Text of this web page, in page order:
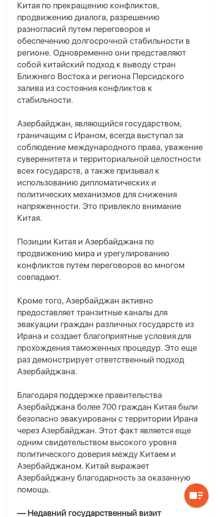
Китая по прекращению конфликтов,
продвижению диалога, разрешению
разногласий путем переговоров и
обеспечению долгосрочной стабильности в
регионе. Одновременно они представляют
собой китайский подход к выводу стран
Ближнего Востока и региона Персидского
залива из состояния конфликтов к
стабильности.
Азербайджан, являющийся государством,
граничащим с Ираном, всегда выступал за
соблюдение международного права, уважение
суверенитета и территориальной целостности
всех государств, а также призывал к
использованию дипломатических и
политических механизмов для снижения
напряженности. Это привлекло внимание
Китая.
Позиции Китая и Азербайджана по
продвижению мира и урегулированию
конфликтов путем переговоров во многом
совпадают.
Кроме того, Азербайджан активно
предоставляет транзитные каналы для
эвакуации граждан различных государств из
Ирана и создает благоприятные условия для
прохождения таможенных процедур. Это еще
раз демонстрирует ответственный подход
Азербайджана.
Благодаря поддержке правительства
Азербайджана более 700 граждан Китая были
безопасно эвакуированы с территории Ирана
через Азербайджан. Этот факт является еще
одним свидетельством высокого уровня
политического доверия между Китаем и
Азербайджаном. Китай выражает
Азербайджану благодарность за оказанную
помощь.
— Недавний государственный визит